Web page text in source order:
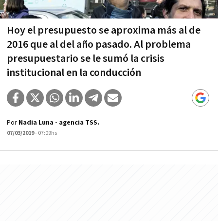
Hoy el presupuesto se aproxima más al de
2016 que al del año pasado. Al problema
presupuestario se le sumó la crisis
institucional en la conducción
Por Nadia Luna - agencia TSS.
07/03/2019- 07:09hs